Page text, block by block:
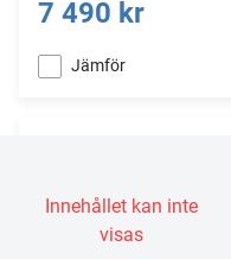
7 490 kr
Jämför
Innehållet kan inte
visas